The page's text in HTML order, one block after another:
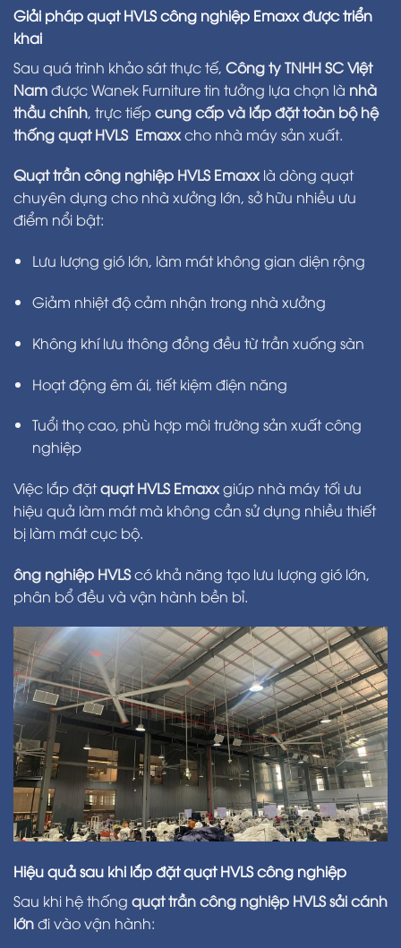
Giải pháp quạt HVLS công nghiệp Emaxx được triển
khai
Sau quá trình khảo sát thực tế, Công ty TNHH SC Việt
Namđược Wanek Furniture tin tưởng lựa chọn là nhà
thầu chính, trực tiếpcung cấp và lắp đặt toàn bộ hệ
thống quạt HVLS Emaxxcho nhà máy sản xuất.
Quạt trần công nghiệp HVLS Emaxx là dòng quạt
chuyên dụng cho nhà xưởng lớn, sở hữu nhiều ưu
điểm nổi bật:
Lưu lượng gió lớn, làm mát không gian diện rộng
Giảm nhiệt độ cảm nhận trong nhà xưởng
Không khí lưu thông đồng đều từ trần xuống sàn
Hoạt động êm ái, tiết kiệm điện năng
Tuổi thọ cao, phù hợp môi trường sản xuất công
nghiệp
Việc lắp đặtquạt HVLS Emaxxgiúp nhà máy tối ưu
hiệu quả làm mát mà không cần sử dụng nhiều thiết
bị làm mát cục bộ.
ông nghiệp HVLScó khả năng tạo lưu lượng gió lớn,
phân bổ đều và vận hành bền bỉ.
Hiệu quả sau khi lắp đặt quạt HVLS công nghiệp
Sau khi hệ thống quạt trần công nghiệp HVLS sải cánh
lớnđi vào vận hành: